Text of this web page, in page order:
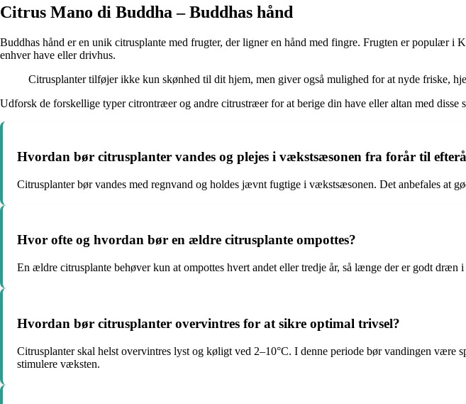
Citrus Mano di Buddha – Buddhas hånd
Buddhas hånd er en unik citrusplante med frugter, der ligner en hånd med fingre. Frugten er populær i
enhver have eller drivhus.
Citrusplanter tilføjer ikke kun skønhed til dit hjem, men giver også mulighed for at nyde friske,
Udforsk de forskellige typer citrontræer og andre citrustræer for at berige din have eller altan med disse
Hvordan bør citrusplanter vandes og plejes i vækstsæsonen fra forår til
Citrusplanter bør vandes med regnvand og holdes jævnt fugtige i vækstsæsonen. Det anbefales
Hvor ofte og hvordan bør en ældre citrusplante ompottes?
En ældre citrusplante behøver kun at ompottes hvert andet eller tredje år, så længe der er godt
Hvordan bør citrusplanter overvintres for at sikre optimal trivsel?
Citrusplanter skal helst overvintres lyst og køligt ved 2–10°C. I denne periode bør vandingen være
stimulere væksten.